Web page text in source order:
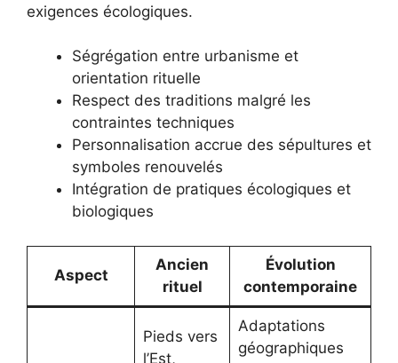
exigences écologiques.
Ségrégation entre urbanisme et
orientation rituelle
Respect des traditions malgré les
contraintes techniques
Personnalisation accrue des sépultures et
symboles renouvelés
Intégration de pratiques écologiques et
biologiques
Aspect
Ancien
rituel
Évolution
contemporaine
Pieds vers
l’Est,
Adaptations
géographiques